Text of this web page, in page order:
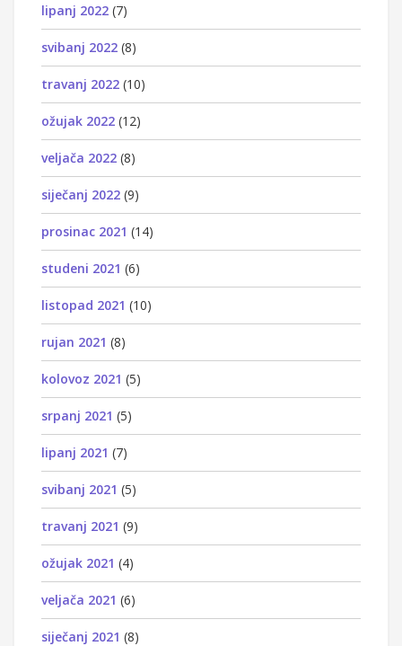
lipanj 2022 (7)
svibanj 2022 (8)
travanj 2022 (10)
ožujak 2022 (12)
veljača 2022 (8)
siječanj 2022 (9)
prosinac 2021 (14)
studeni 2021 (6)
listopad 2021 (10)
rujan 2021 (8)
kolovoz 2021 (5)
srpanj 2021 (5)
lipanj 2021 (7)
svibanj 2021 (5)
travanj 2021 (9)
ožujak 2021 (4)
veljača 2021 (6)
siječanj 2021 (8)